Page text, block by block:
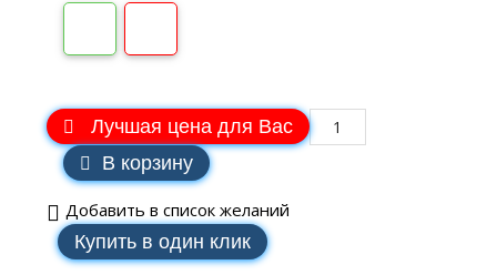
Лучшая цена для Вас
В корзину
Добавить в список желаний
Купить в один клик